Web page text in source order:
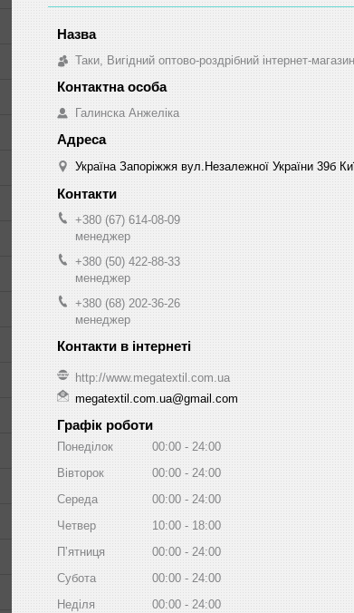
Таки, Вигідний оптово-роздрібний інтернет-
Галинска Анжеліка
Україна Запоріжжя вул.Незалежної України 39б
+380 (67) 614-08-09
менеджер
+380 (50) 422-88-33
менеджер
+380 (68) 202-36-26
менеджер
http://www.megatextil.com.ua
megatextil.com.ua@gmail.com
Графік роботи
Понеділок 00:00
24:00
Вівторок
00:00
24:00
Середа
00:00
24:00
Четвер
10:00
18:00
Пʼятниця
00:00
24:00
Субота
00:00
24:00
Неділя
00:00 24:00